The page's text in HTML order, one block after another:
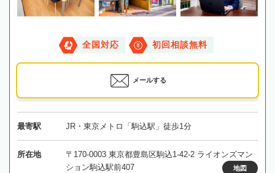
全国対応 初回相談無料
メールする
最寄駅 JR・東京メトロ「駒込駅」徒歩1分
所在地
〒170-0003 東京都豊島区駒込1-42-2 ライオンズマン
ション駒込駅前407
地図